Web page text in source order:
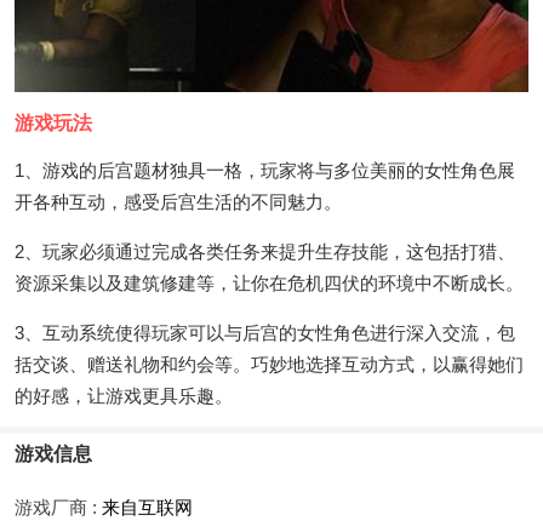
游戏玩法
1、游戏的后宫题材独具一格，玩家将与多位美丽的女性角色展
开各种互动，感受后宫生活的不同魅力。
2、玩家必须通过完成各类任务来提升生存技能，这包括打猎、
资源采集以及建筑修建等，让你在危机四伏的环境中不断成长。
3、互动系统使得玩家可以与后宫的女性角色进行深入交流，包
括交谈、赠送礼物和约会等。巧妙地选择互动方式，以赢得她们
的好感，让游戏更具乐趣。
游戏信息
游戏厂商 : 来自互联网